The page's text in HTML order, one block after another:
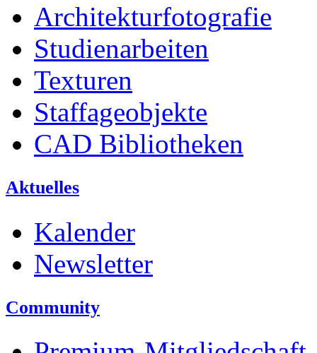
Architekturfotografie
Studienarbeiten
Texturen
Staffageobjekte
CAD Bibliotheken
Aktuelles
Kalender
Newsletter
Community